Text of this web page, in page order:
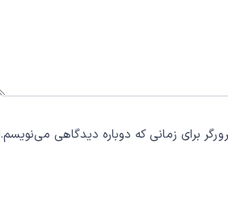
برای زمانی که دوباره دیدگاهی می‌نویسم.